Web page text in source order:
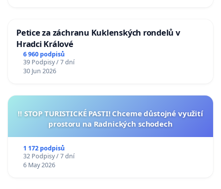
Petice za záchranu Kuklenských rondelů v
Hradci Králové
6 960 podpisů
39 Podpisy / 7 dní
30 Jun 2026
‼️ STOP TURISTICKÉ PASTI! Chceme důstojné využití
prostoru na Radnických schodech
1 172 podpisů
32 Podpisy / 7 dní
6 May 2026